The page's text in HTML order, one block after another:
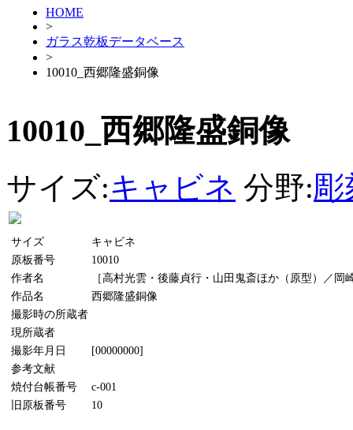
HOME
>
ガラス乾板データベース
>
10010_西郷隆盛銅像
10010_西郷隆盛銅像
サイズ:キャビネ 分野:彫
サイズ
キャビネ
原板番号
10010
作者名
［高村光雲・後藤貞行・山田鬼斎ほか（原型）／岡
作品名
西郷隆盛銅像
撮影時の所蔵者
現所蔵者
撮影年月日
[00000000]
参考文献
焼付台帳番号
c-001
旧原板番号
10